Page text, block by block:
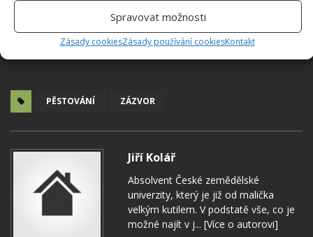
Spravovat možnosti
Zásady cookiesZásady používání cookiesKontakt
PĚSTOVÁNÍ ZÁZVOR
Jiří Kolář
Absolvent České zemědělské
univerzity, který je již od malička
velkým kutilem. V podstatě vše, co je
možné najít v j... [Více o autorovi]